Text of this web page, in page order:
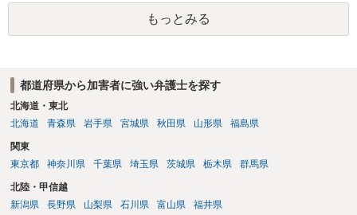
もっとみる
都道府県から加害者に強い弁護士を探す
北海道・東北
北海道
青森県 岩手県 宮城県 秋田県 山形県 福島県
関東
東京都
神奈川県 千葉県 埼玉県 茨城県 栃木県 群馬県
北陸・甲信越
新潟県
長野県 山梨県 石川県 富山県 福井県